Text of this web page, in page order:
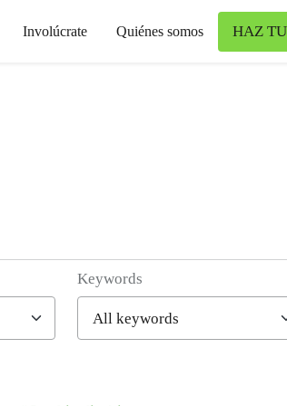
Involúcrate Quiénes somos HAZ
Keywords